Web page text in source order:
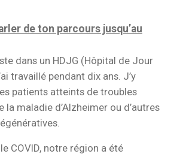
de ton parcours jusqu’au
dans un HDJG (Hôpital de Jour
travaillé pendant dix ans. J’y
patients atteints de troubles
maladie d’Alzheimer ou d’autres
COVID, notre région a été